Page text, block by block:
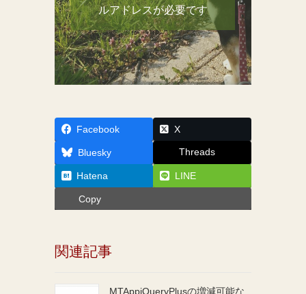
ルアドレスが必要です
Facebook X
Bluesky Threads
Hatena LINE
Copy
関連記事
MTAppjQueryPlusの増減可能な